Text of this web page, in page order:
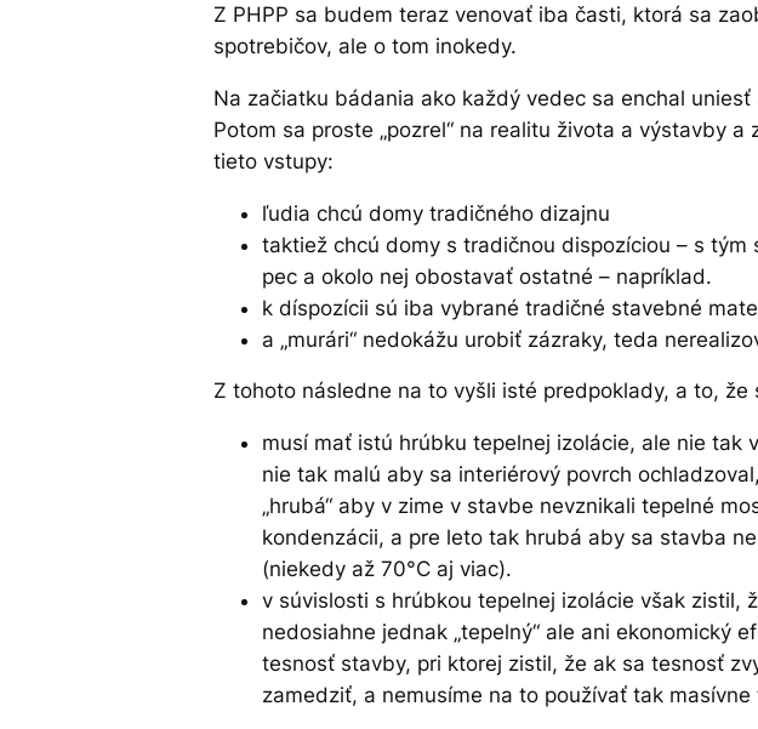
Z PHPP sa budem teraz venovať iba časti, ktorá sa
spotrebičov, ale o tom inokedy.
Na začiatku bádania ako každý vedec sa enchal
Potom sa proste „pozrel“ na realitu života a výstavby
tieto vstupy:
ľudia chcú domy tradičného dizajnu
taktiež chcú domy s tradičnou dispozíciou – s
pec a okolo nej obostavať ostatné – napríklad.
k díspozícii sú iba vybrané tradičné stavebné
a „murári“ nedokážu urobiť zázraky, teda
Z tohoto následne na to vyšli isté predpoklady, a to,
musí mať istú hrúbku tepelnej izolácie, ale nie tak
nie tak malú aby sa interiérový povrch
„hrubá“ aby v zime v stavbe nevznikali tepelné
kondenzácii, a pre leto tak hrubá aby sa stavba
(niekedy až 70°C aj viac).
v súvislosti s hrúbkou tepelnej izolácie však zistil,
nedosiahne jednak „tepelný“ ale ani ekonomický
tesnosť stavby, pri ktorej zistil, že ak sa tesnosť
zamedziť, a nemusíme na to používať tak masívne